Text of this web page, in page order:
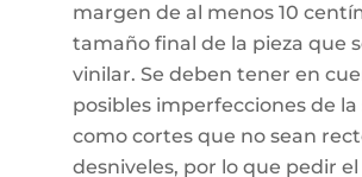
margen de al menos 10
tamaño final de la pieza que
vinilar. Se deben tener en
posibles imperfecciones de
como cortes que no sean
desniveles, por lo que pedir